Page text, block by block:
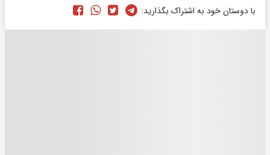
با دوستان خود به اشتراک بگذارید: